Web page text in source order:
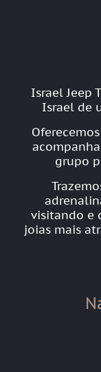
Israel Jeep
Israel de
grupo
visitando e
joias mais